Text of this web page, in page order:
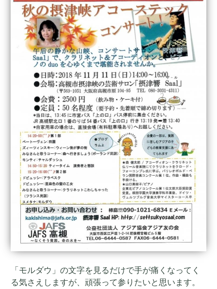
「モルダウ」の文字を見るだけで手が痛くなってく
る気さえしますが、頑張って参りたいと思います。